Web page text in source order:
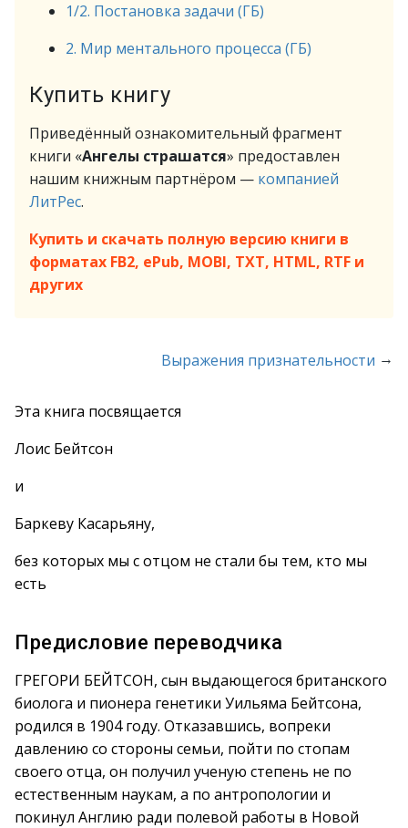
1/2. Постановка задачи (ГБ)
2. Мир ментального процесса (ГБ)
Купить книгу
Приведённый ознакомительный фрагмент
книги «Ангелы страшатся» предоставлен
нашим книжным партнёром — компанией
ЛитРес.
Купить и скачать полную версию книги в
форматах FB2, ePub, MOBI, TXT, HTML, RTF и
других
Выражения признательности →
Эта книга посвящается
Лоис Бейтсон
и
Баркеву Касарьяну,
без которых мы с отцом не стали бы тем, кто мы
есть
Предисловие переводчика
ГРЕГОРИ БЕЙТСОН, сын выдающегося британского
биолога и пионера генетики Уильяма Бейтсона,
родился в 1904 году. Отказавшись, вопреки
давлению со стороны семьи, пойти по стопам
своего отца, он получил ученую степень не по
естественным наукам, а по антропологии и
покинул Англию ради полевой работы в Новой